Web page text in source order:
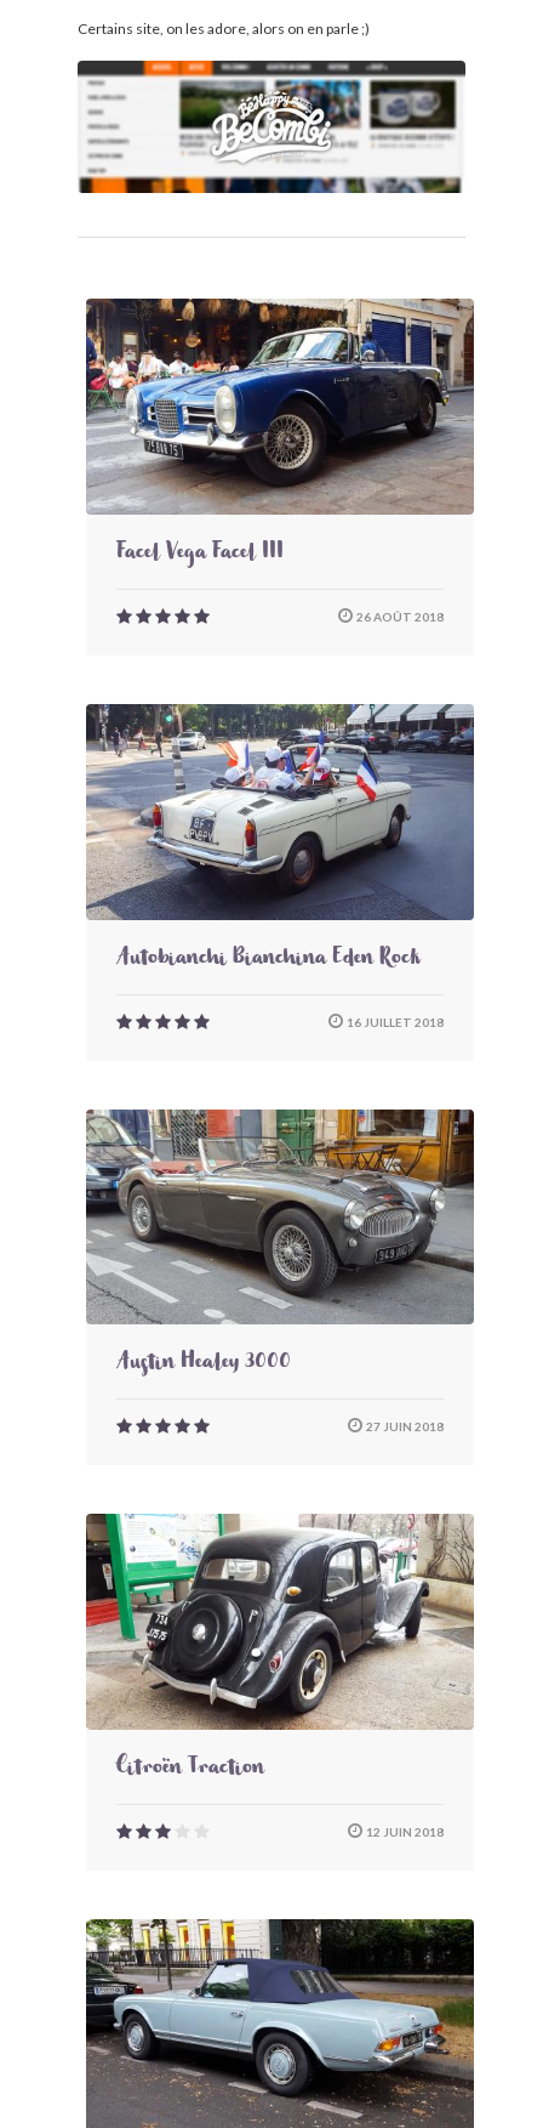
Certains site, on les adore, alors on en parle ;)
Facel Vega Facel III
26 AOÛT 2018
Autobianchi Bianchina Eden Rock
16 JUILLET 2018
Austin Healey 3000
27 JUIN 2018
Citroën Traction
12 JUIN 2018